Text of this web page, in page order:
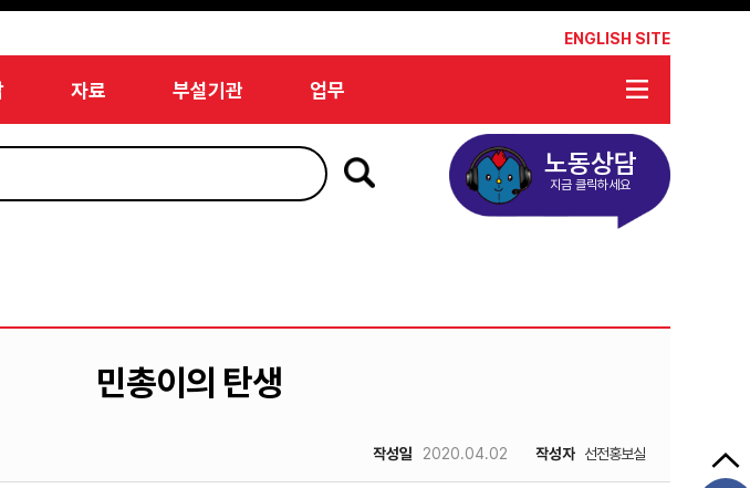
ENGLISH SITE
자료 부설기관 업무
노동상담
지금 클릭하세요
민총이의 탄생
작성일 2020.04.02 작성자 선전홍보실